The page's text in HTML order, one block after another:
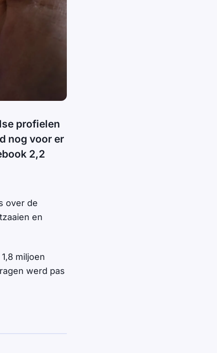
profielen
nog voor er
2,2
over de
en
miljoen
werd pas